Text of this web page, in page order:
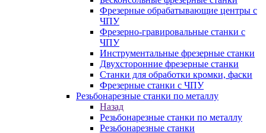
Фрезерные обрабатывающие центры с
ЧПУ
Фрезерно-гравировальные станки с
ЧПУ
Инструментальные фрезерные станки
Двухсторонние фрезерные станки
Станки для обработки кромки, фаски
Фрезерные станки с ЧПУ
Резьбонарезные станки по металлу
Назад
Резьбонарезные станки по металлу
Резьбонарезные станки